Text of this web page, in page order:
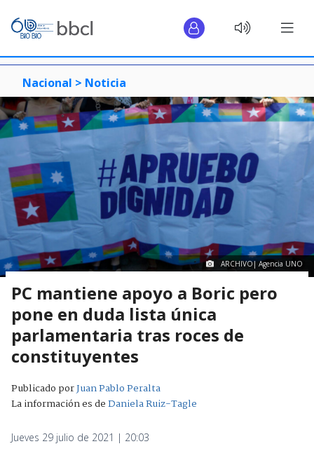
Nacional > Noticia
ARCHIVO| Agencia UNO
PC mantiene apoyo a Boric pero
pone en duda lista única
parlamentaria tras roces de
constituyentes
Publicado porJuan Pablo Peralta
La información es deDaniela Ruiz-Tagle
Jueves 29 julio de 2021 | 20:03